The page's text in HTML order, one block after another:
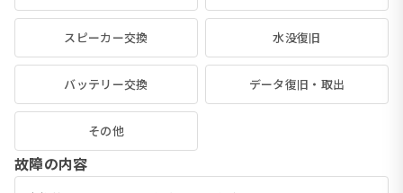
スピーカー交換 水没復旧
バッテリー交換 データ復旧・取出
その他
故障の内容